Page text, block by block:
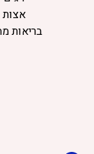
אצות
בריאות